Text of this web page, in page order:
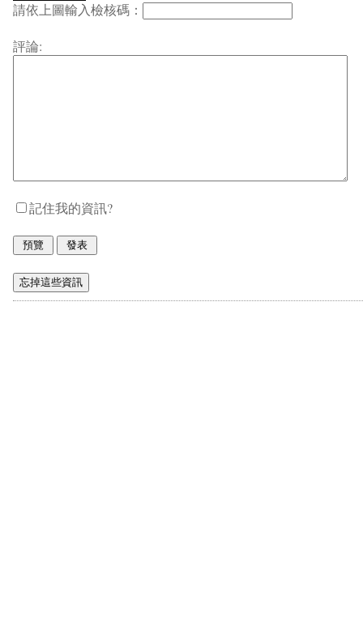
請依上圖輸入檢核碼：
評論:
記住我的資訊?